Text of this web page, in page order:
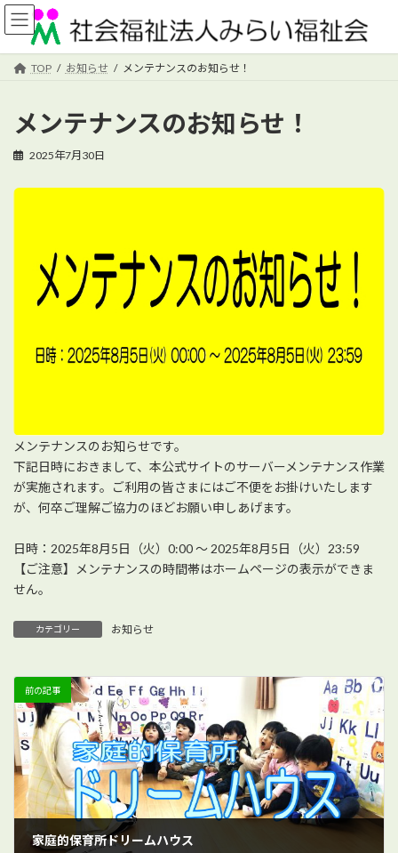
コ
ン
ナ
ビ
TOP お知らせ メンテナンスのお知らせ！
メンテナンスのお知らせ！
2025年7月30日
メンテナンスのお知らせです。
下記日時におきまして、本公式サイトのサーバーメンテナンス作業
が実施されます。ご利用の皆さまにはご不便をお掛けいたします
が、何卒ご理解ご協力のほどお願い申しあげます。
日時：2025年8月5日（火）0:00 ～ 2025年8月5日（火）23:59
【ご注意】メンテナンスの時間帯はホームページの表示ができま
せん。
カテゴリー お知らせ
前の記事
家庭的保育所ドリームハウス